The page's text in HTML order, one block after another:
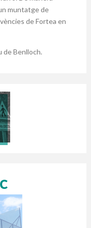
muntatge de
de Fortea en
de Benlloch.